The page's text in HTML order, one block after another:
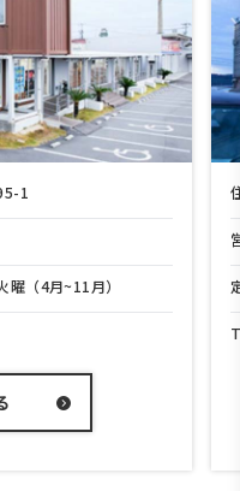
165-1
・第4火曜（4月~11月）
を見る